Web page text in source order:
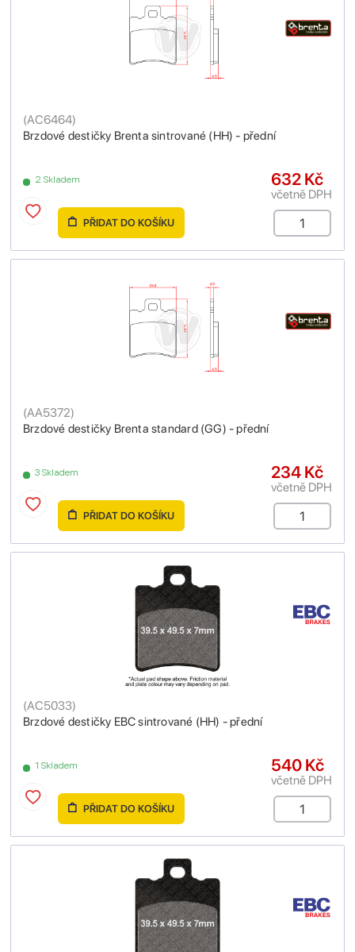
Brzdové destičky Brenta sintrované (HH) - přední
(AC6464)
2 Skladem 632 Kč
včetně DPH
PŘIDAT DO KOŠÍKU
Brzdové destičky Brenta standard (GG) - přední
(AA5372)
3 Skladem 234 Kč
včetně DPH
PŘIDAT DO KOŠÍKU
Brzdové destičky EBC sintrované (HH) - přední
(AC5033)
1 Skladem 540 Kč
včetně DPH
PŘIDAT DO KOŠÍKU